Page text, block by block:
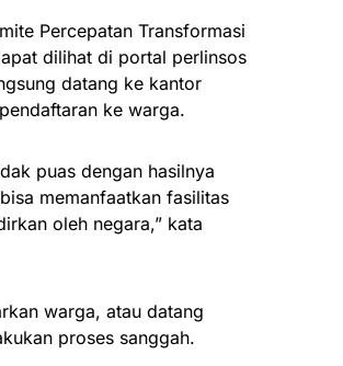
Percepatan Transformasi
dilihat di portal perlinsos
datang ke kantor
ke warga.
puas dengan hasilnya
memanfaatkan fasilitas
oleh negara,” kata
warga, atau datang
proses sanggah.